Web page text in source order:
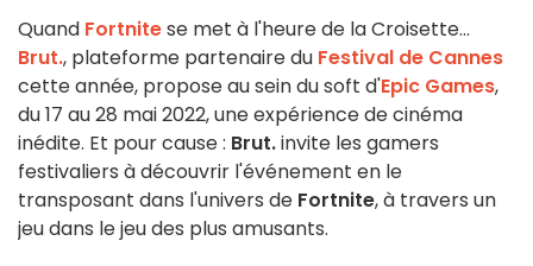
Quand Fortnitese met à l'heure de la Croisette...
Brut., plateforme partenaire du Festival de Cannes
cette année, propose au sein du soft d'Epic Games,
du 17 au 28 mai 2022, une expérience de cinéma
inédite. Et pour cause : Brut.invite les gamers
festivaliers à découvrir l'événement en le
transposant dans l'univers de Fortnite, à travers un
jeu dans le jeu des plus amusants.